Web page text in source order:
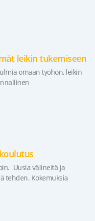
leikin tukemiseen
omaan työhön, leikin
Uusia välineitä ja
tehden. Kokemuksia